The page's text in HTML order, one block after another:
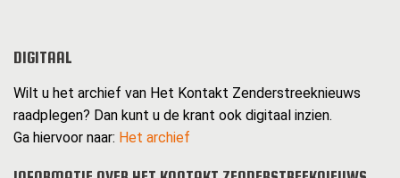
DIGITAAL
Wilt u het archief van Het Kontakt Zenderstreeknieuws
raadplegen? Dan kunt u de krant ook digitaal inzien.
Ga hiervoor naar: Het archief